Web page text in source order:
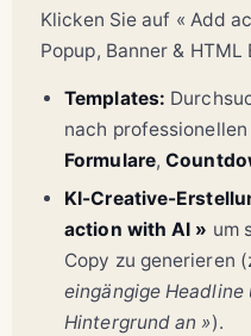
Klicken Sie auf « Add
Popup, Banner & HTML
Templates:
nach
Formulare,
KI-Creative-
action with AI » um
Copy zu generieren
eingängige
Hintergrund an »).